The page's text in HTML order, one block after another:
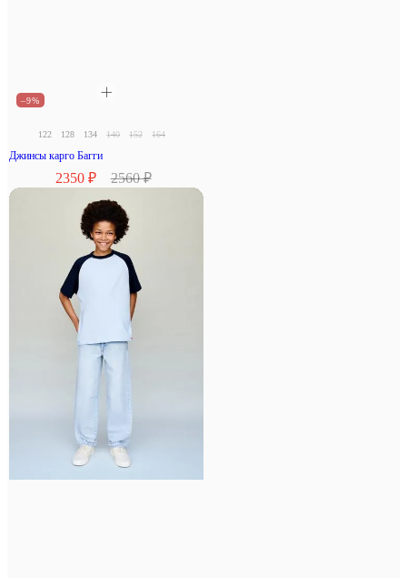
–9%
122 128 134 140 152 164
Джинсы карго Багги
2350 ₽ 2560 ₽